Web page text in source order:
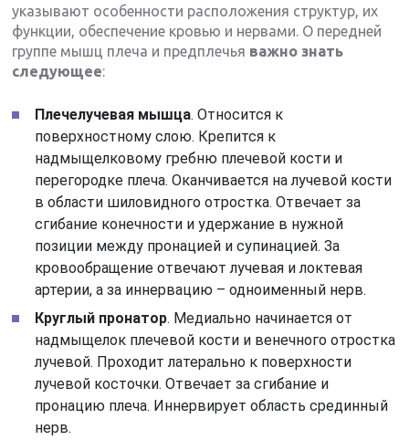
указывают особенности расположения структур, их
функции, обеспечение кровью и нервами. О передней
группе мышц плеча и предплечья важно знать
следующее:
Плечелучевая мышца. Относится к
поверхностному слою. Крепится к
надмыщелковому гребню плечевой кости и
перегородке плеча. Оканчивается на лучевой кости
в области шиловидного отростка. Отвечает за
сгибание конечности и удержание в нужной
позиции между пронацией и супинацией. За
кровообращение отвечают лучевая и локтевая
артерии, а за иннервацию – одноименный нерв.
Круглый пронатор. Медиально начинается от
надмыщелок плечевой кости и венечного отростка
лучевой. Проходит латерально к поверхности
лучевой косточки. Отвечает за сгибание и
пронацию плеча. Иннервирует область срединный
нерв.